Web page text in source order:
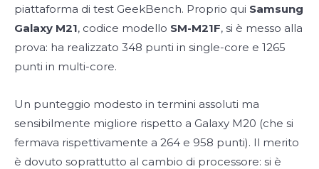
piattaforma di test GeekBench. Proprio qui Samsung
Galaxy M21, codice modello SM-M21F, si è messo alla
prova: ha realizzato 348 punti in single-core e 1265
punti in multi-core.
Un punteggio modesto in termini assoluti ma
sensibilmente migliore rispetto a Galaxy M20 (che si
fermava rispettivamente a 264 e 958 punti). Il merito
è dovuto soprattutto al cambio di processore: si è